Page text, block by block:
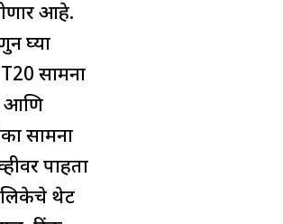
आहे.
घ्या
सामना
आणि
सामना
पाहता
थेट